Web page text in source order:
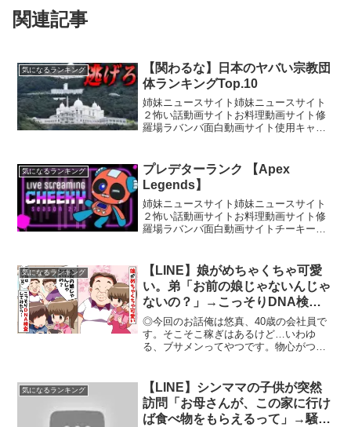
関連記事
気になるランキング
【関わるな】日本のヤバい宗教団
体ランキングTop.10
姉妹ニュースサイト姉妹ニュースサイト
２怖い話動画サイトお料理動画サイト修
羅場ラバンバ面白動画サイト使用キャラ
気になるランキング
プレデターランク 【Apex
Legends】
姉妹ニュースサイト姉妹ニュースサイト
２怖い話動画サイトお料理動画サイト修
羅場ラバンバ面白動画サイトチーキーで
Donation (寄付)はこちら！Supp...
気になるランキング
【LINE】娘がめちゃくちゃ可愛
い。弟「お前の娘じゃないんじゃ
ないの？」→こっそりDNA検査
したら…【スカッとする話】
◎今回のお話俺は悠真、40歳の会社員で
す。そこそこ稼ぎはあるけど…いわゆ
る、ブサメンってやつです。物心がつい
思っていました。ですが24歳の時に、取
引先の女性と恋仲になり...
気になるランキング
【LINE】シンママの子供が突然
訪問「お母さんが、この家に行け
ば食べ物をもらえるって」→騒ぎ